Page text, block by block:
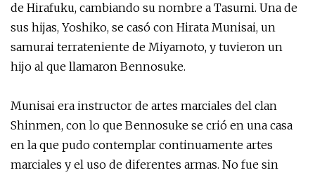
de Hirafuku, cambiando su nombre a Tasumi. Una de
sus hijas, Yoshiko, se casó con Hirata Munisai, un
samurai terrateniente de Miyamoto, y tuvieron un
hijo al que llamaron Bennosuke.
Munisai era instructor de artes marciales del clan
Shinmen, con lo que Bennosuke se crió en una casa
en la que pudo contemplar continuamente artes
marciales y el uso de diferentes armas. No fue sin